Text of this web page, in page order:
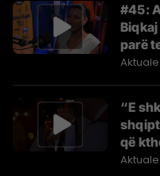
#45:
Biqkaj
parë
Aktuale
“E
që
Aktuale